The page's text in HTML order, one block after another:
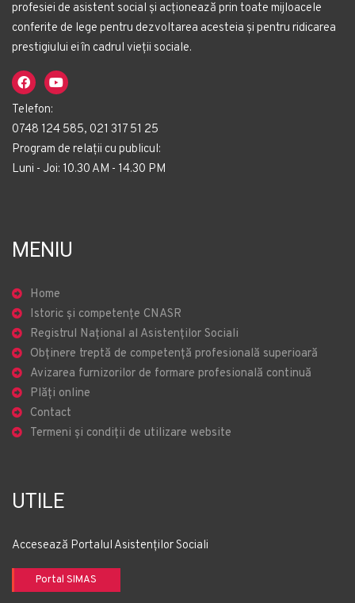
profesiei de asistent social și acționează prin toate mijloacele
conferite de lege pentru dezvoltarea acesteia și pentru ridicarea
prestigiului ei în cadrul vieții sociale.
Telefon:
0748 124 585, 021 317 51 25
Program de relații cu publicul:
Luni - Joi: 10.30 AM - 14.30 PM
MENIU
Home
Istoric și competențe CNASR
Registrul Național al Asistenților Sociali
Obținere treptă de competență profesională superioară
Avizarea furnizorilor de formare profesională continuă
Plăți online
Contact
Termeni și condiții de utilizare website
UTILE
Accesează Portalul Asistenților Sociali
Portal SIMAS